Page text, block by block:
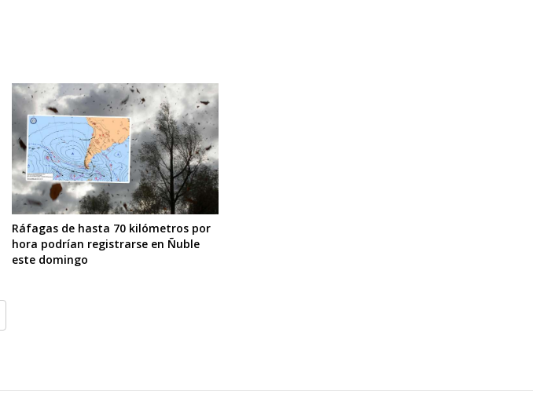
Ráfagas de hasta 70 kilómetros por
hora podrían registrarse en Ñuble
este domingo